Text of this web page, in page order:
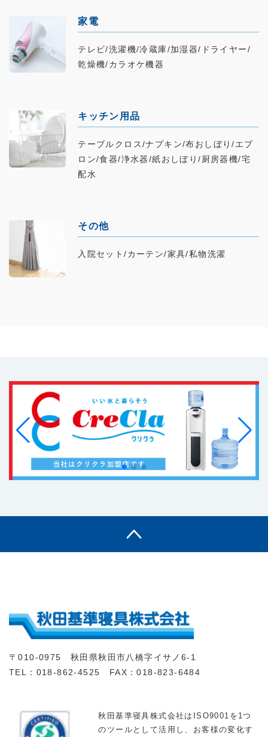
家電
テレビ/洗濯機/冷蔵庫/加湿器/ドライヤー/
乾燥機/カラオケ機器
キッチン用品
テーブルクロス/ナプキン/布おしぼり/エプ
ロン/食器/浄水器/紙おしぼり/厨房器機/宅
配水
その他
入院セット/カーテン/家具/私物洗濯
〒010-0975 秋田県秋田市八橋字イサノ6-1
TEL：018-862-4525 FAX：018-823-6484
秋田基準寝具株式会社はISO9001を1つ
のツールとして活用し、お客様の変化す